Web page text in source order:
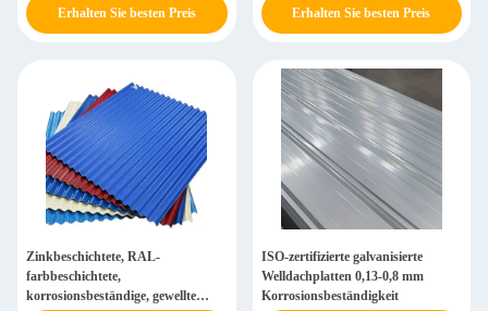
Verkleidungsarbeiten
Erhalten Sie besten Preis
Erhalten Sie besten Preis
Zinkbeschichtete, RAL-
farbbeschichtete,
korrosionsbeständige, gewellte
ISO-zertifizierte galvanisierte
Welldachplatten 0,13-0,8 mm
Korrosionsbeständigkeit